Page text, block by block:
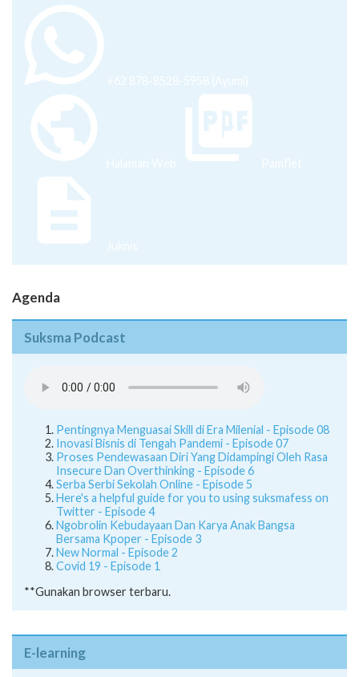
+62 878-8528-5958 (Ayumi)
Halaman Web Pamflet
Juknis
Agenda
Suksma Podcast
Pentingnya Menguasai Skill di Era Milenial - Episode 08
Inovasi Bisnis di Tengah Pandemi - Episode 07
Proses Pendewasaan Diri Yang Didampingi Oleh Rasa
Insecure Dan Overthinking - Episode 6
Serba Serbi Sekolah Online - Episode 5
Here's a helpful guide for you to using suksmafess on
Twitter - Episode 4
Ngobrolin Kebudayaan Dan Karya Anak Bangsa
Bersama Kpoper - Episode 3
New Normal - Episode 2
Covid 19 - Episode 1
**Gunakan browser terbaru.
E-learning